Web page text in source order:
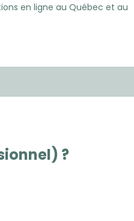
en ligne au Québec et au
?